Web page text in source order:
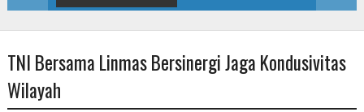
TNI Bersama Linmas Bersinergi Jaga Kondusivitas
Wilayah